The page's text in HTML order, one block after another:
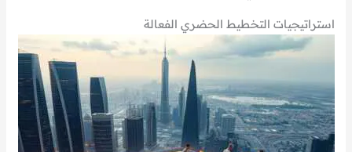
استراتيجيات التخطيط الحضري الفعالة